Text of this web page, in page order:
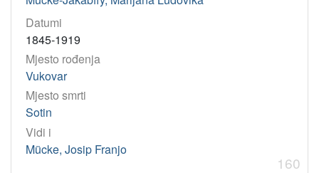
Datumi
1845-1919
Mjesto rođenja
Vukovar
Mjesto smrti
Sotin
Vidi i
Mücke, Josip Franjo
160